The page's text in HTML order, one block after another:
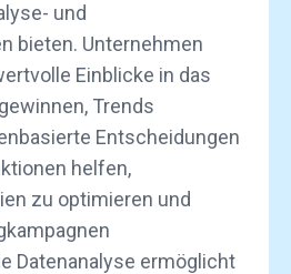
und
bieten. Unternehmen
Einblicke in das
Trends
Entscheidungen
helfen,
zu optimieren und
Datenanalyse ermöglicht